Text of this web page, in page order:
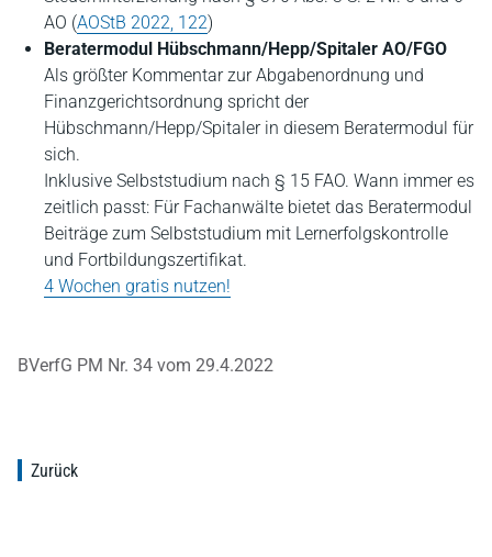
AO (AOStB 2022, 122)
Beratermodul Hübschmann/Hepp/Spitaler AO/FGO
Als größter Kommentar zur Abgabenordnung und
Finanzgerichtsordnung spricht der
Hübschmann/Hepp/Spitaler in diesem Beratermodul für
sich.
Inklusive Selbststudium nach § 15 FAO. Wann immer es
zeitlich passt: Für Fachanwälte bietet das Beratermodul
Beiträge zum Selbststudium mit Lernerfolgskontrolle
und Fortbildungszertifikat.
4 Wochen gratis nutzen!
BVerfG PM Nr. 34 vom 29.4.2022
Zurück